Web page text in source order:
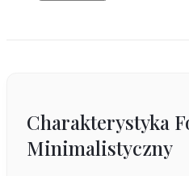
Charakterystyka
Minimalistyczny